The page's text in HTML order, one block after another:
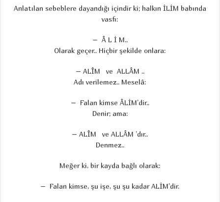
Anlatılan sebeblere dayandığı içindir ki; halkın İLİM babında
vasfı:
– Â L İ M..
Olarak geçer.. Hiçbir şekilde onlara:
– ALÎM ve ALLÂM ..
Adı verilemez.. Meselâ:
– Falan kimse ÂLİM’dir..
Denir; ama:
– ALÎM ve ALLÂM ’dır..
Denmez..
Meğer ki, bir kayda bağlı olarak:
– Falan kimse, şu işe, şu şu kadar ALİM’dir.